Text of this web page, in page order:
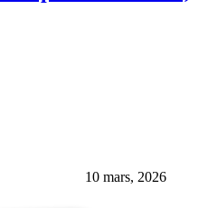
10 mars, 2026